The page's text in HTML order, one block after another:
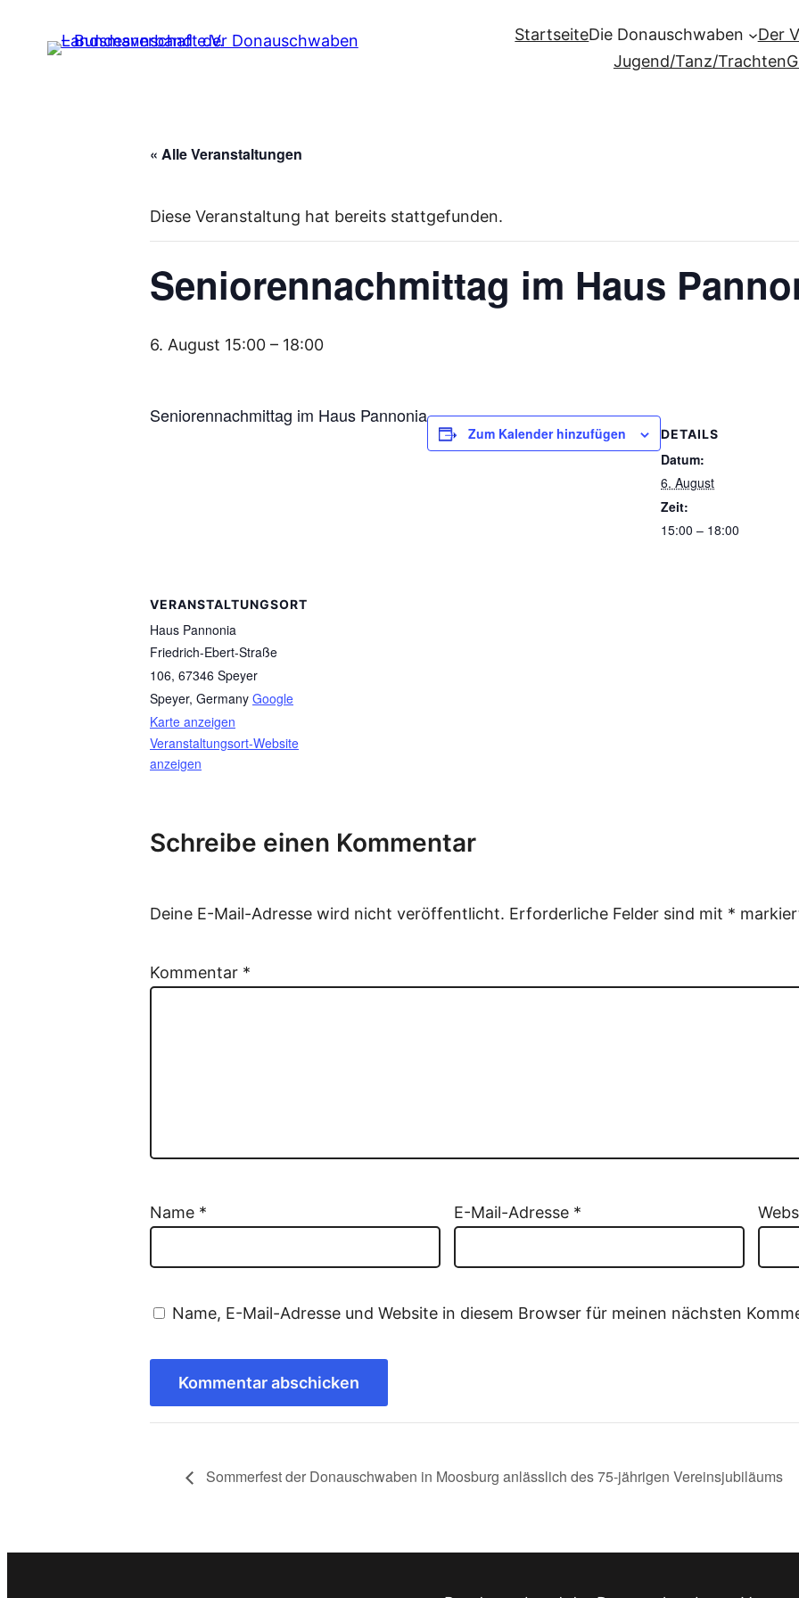
StartseiteDie Donauschwaben
Der
Jugend/Tanz/Trachten
« Alle Veranstaltungen
Diese Veranstaltung hat bereits stattgefunden.
Seniorennachmittag im Haus
6. August 15:00 – 18:00
Seniorennachmittag im Haus Pannonia
Zum Kalender hinzufügen DETAILS
Datum:
6. August
Zeit:
15:00 – 18:00
VERANSTALTUNGSORT
Haus Pannonia
Friedrich-Ebert-Straße
106, 67346 Speyer
Speyer, Germany Google
Karte anzeigen
Veranstaltungsort-Website
anzeigen
Schreibe einen Kommentar
Deine E-Mail-Adresse wird nicht veröffentlicht. Erforderliche Felder sind mit *
Kommentar *
Name * E-Mail-Adresse *
Name, E-Mail-Adresse und Website in diesem Browser für meinen nächsten
Sommerfest der Donauschwaben in Moosburg anlässlich des 75-jährigen Vereinsjubiläums